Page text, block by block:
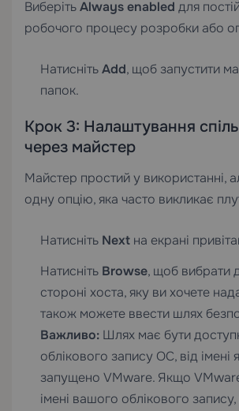
ВиберітьAlways enabled для
робочого процесу розробки або
НатиснітьAdd, щоб запустити
папок.
Крок 3: Налаштування
через майстер
Майстер простий у використанні,
одну опцію, яка часто викликає
Натисніть Next на екрані
Натисніть Browse, щоб вибрати
стороні хоста, яку ви хочете
також можете ввести шлях
Важливо: Шлях має бути
облікового запису ОС, від імені
запущено VMware. Якщо
імені вашого облікового